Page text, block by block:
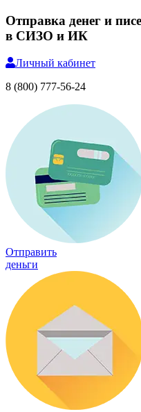
Отправка денег и
в СИЗО и ИК
Личный кабинет
8 (800) 777-56-24
Отправить
деньги